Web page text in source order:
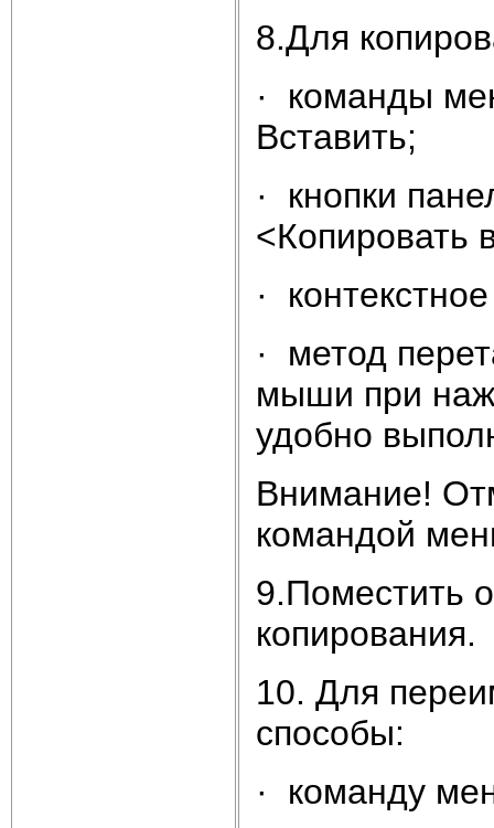
8.Для
· команды
Вставить;
· кнопки
<Копировать
·
· метод
мыши при
удобно
Внимание!
командой
9.Поместить
копирования.
10. Для
способы:
· команду